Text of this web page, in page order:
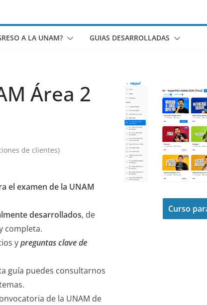
A LA UNAM? GUIAS DESARROLLADAS
Área 2
de clientes)
el examen de la UNAM
desarrollados, de
completa.
ypreguntas clave de
guía puedes consultarnos
de la UNAM de
Curso